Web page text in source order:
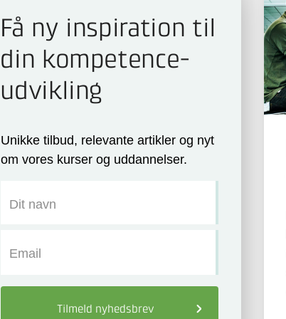
Få ny inspiration til
din kompetence­
udvikling
Unikke tilbud, relevante artikler og nyt
om vores kurser og uddannelser.
Dit navn
Email
Tilmeld nyhedsbrev